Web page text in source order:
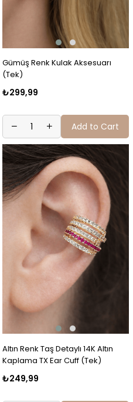
Gümüş Renk Kulak Aksesuarı
(Tek)
₺299,99
Add to Cart
Altın Renk Taş Detaylı 14K Altın
Kaplama TX Ear Cuff (Tek)
₺249,99